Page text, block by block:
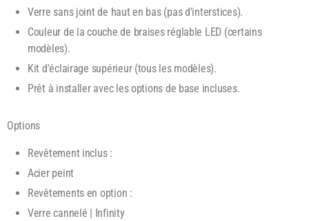
Verre sans joint de haut en bas (pas d'interstices).
Couleur de la couche de braises réglable LED (certains
modèles).
Kit d'éclairage supérieur (tous les modèles).
Prêt à installer avec les options de base incluses.
Options
Revêtement inclus :
Acier peint
Revêtements en option :
Verre cannelé | Infinity